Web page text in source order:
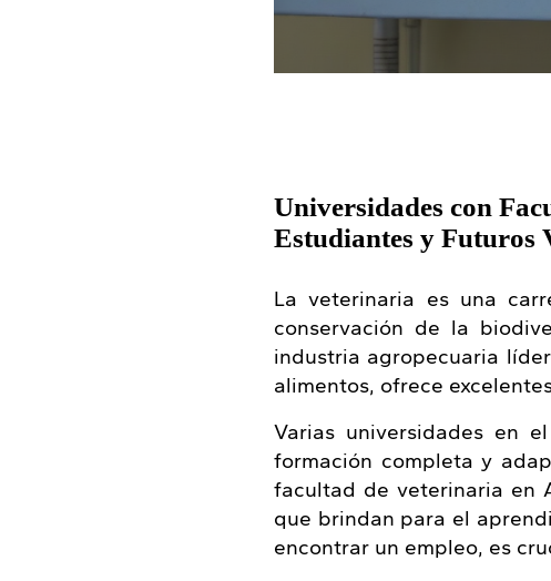
Universidades con
Estudiantes y Futuros
La veterinaria es una
conservación de la
industria agropecuaria
alimentos, ofrece
Varias universidades en
formación completa y
facultad de veterinaria en
que brindan para el
encontrar un empleo, es